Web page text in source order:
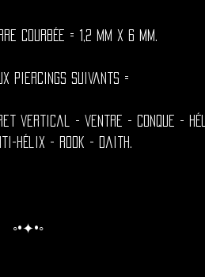
courbée = 1,2 mm x 6 mm.
piercings suivants =
vertical - ventre - conque -
hélix - rook - daith.
◦•✦•◦